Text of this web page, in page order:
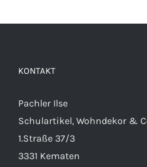
KONTAKT
Pachler Ilse
Schulartikel, Wohndekor &
1.Straße 37/3
3331 Kematen